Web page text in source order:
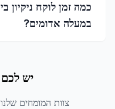
במעלה אדומים?
יש
צוות המומחים